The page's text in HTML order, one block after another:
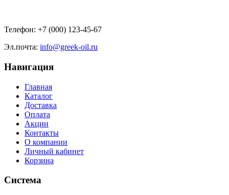
Телефон: +7 (000) 123-45-67
Эл.почта: info@greek-oil.ru
Навигация
Главная
Каталог
Доставка
Оплата
Акции
Контакты
О компании
Личный кабинет
Корзина
Система